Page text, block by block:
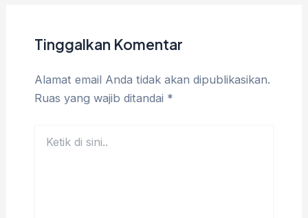
Tinggalkan Komentar
Alamat email Anda tidak akan dipublikasikan.
Ruas yang wajib ditandai *